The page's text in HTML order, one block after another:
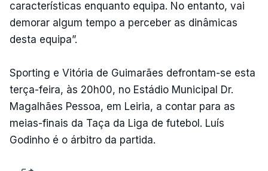
características enquanto equipa. No entanto, vai
demorar algum tempo a perceber as dinâmicas
desta equipa”.
Sporting e Vitória de Guimarães defrontam-se esta
terça-feira, às 20h00, no Estádio Municipal Dr.
Magalhães Pessoa, em Leiria, a contar para as
meias-finais da Taça da Liga de futebol. Luís
Godinho é o árbitro da partida.